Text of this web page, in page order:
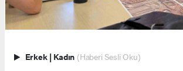
Erkek | Kadın (Haberi Sesli Oku)